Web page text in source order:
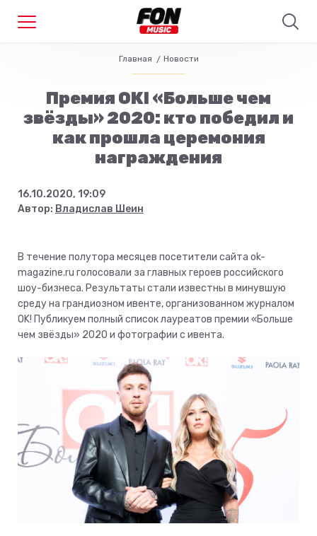
Главная Новости
Премия ОК! «Больше чем
звёзды» 2020: кто победил и
как прошла церемония
награждения
16.10.2020, 19:09
Автор: Владислав Шеин
В течение полутора месяцев посетители сайта ok-
magazine.ru голосовали за главных героев российского
шоу-бизнеса. Результаты стали известны в минувшую
среду на грандиозном ивенте, организованном журналом
OK! Публикуем полный список лауреатов премии «Больше
чем звёзды» 2020 и фотографии с ивента.